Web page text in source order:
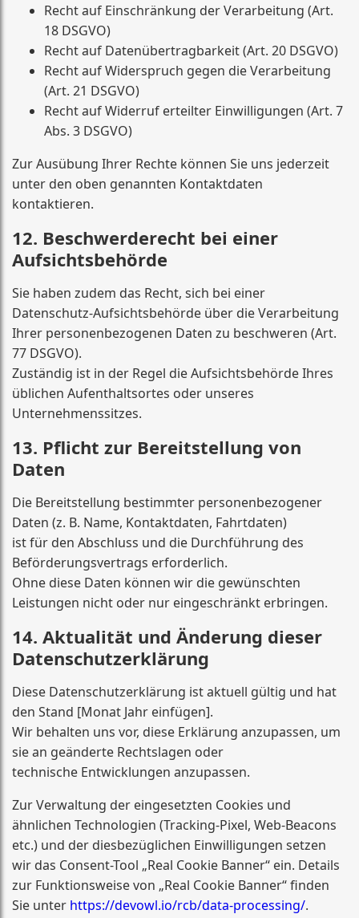
Recht auf Einschränkung der Verarbeitung (Art.
18 DSGVO)
Recht auf Datenübertragbarkeit (Art. 20 DSGVO)
Recht auf Widerspruch gegen die Verarbeitung
(Art. 21 DSGVO)
Recht auf Widerruf erteilter Einwilligungen (Art. 7
Abs. 3 DSGVO)
Zur Ausübung Ihrer Rechte können Sie uns jederzeit
unter den oben genannten Kontaktdaten
kontaktieren.
12. Beschwerderecht bei einer
Aufsichtsbehörde
Sie haben zudem das Recht, sich bei einer
Datenschutz-Aufsichtsbehörde über die Verarbeitung
Ihrer personenbezogenen Daten zu beschweren (Art.
77 DSGVO).
Zuständig ist in der Regel die Aufsichtsbehörde Ihres
üblichen Aufenthaltsortes oder unseres
Unternehmenssitzes.
13. Pflicht zur Bereitstellung von
Daten
Die Bereitstellung bestimmter personenbezogener
Daten (z. B. Name, Kontaktdaten, Fahrtdaten)
ist für den Abschluss und die Durchführung des
Beförderungsvertrags erforderlich.
Ohne diese Daten können wir die gewünschten
Leistungen nicht oder nur eingeschränkt erbringen.
14. Aktualität und Änderung dieser
Datenschutzerklärung
Diese Datenschutzerklärung ist aktuell gültig und hat
den Stand [Monat Jahr einfügen].
Wir behalten uns vor, diese Erklärung anzupassen, um
sie an geänderte Rechtslagen oder
technische Entwicklungen anzupassen.
Zur Verwaltung der eingesetzten Cookies und
ähnlichen Technologien (Tracking-Pixel, Web-Beacons
etc.) und der diesbezüglichen Einwilligungen setzen
wir das Consent-Tool „Real Cookie Banner“ ein. Details
zur Funktionsweise von „Real Cookie Banner“ finden
Sie unter https://devowl.io/rcb/data-processing/.